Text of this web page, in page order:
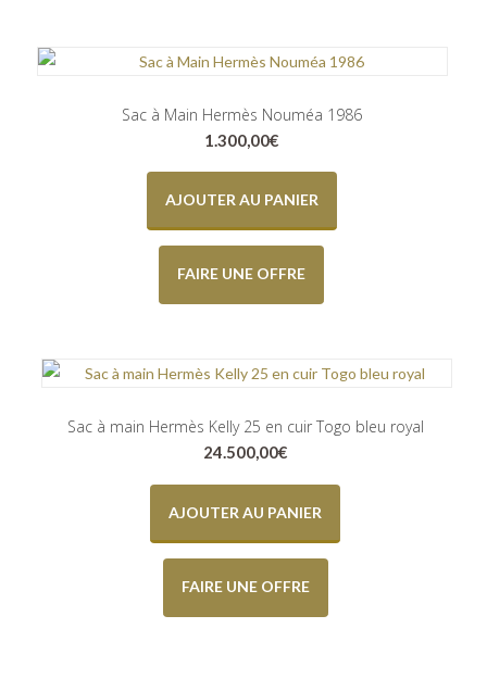
Sac à Main Hermès Nouméa 1986
1.300,00€
AJOUTER AU PANIER
FAIRE UNE OFFRE
Sac à main Hermès Kelly 25 en cuir Togo bleu royal
24.500,00€
AJOUTER AU PANIER
FAIRE UNE OFFRE